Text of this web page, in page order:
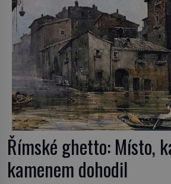
Římské ghetto: Místo,
kamenem dohodil